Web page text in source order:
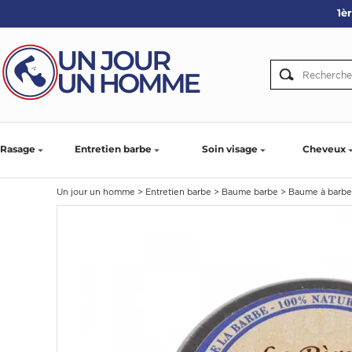
Rasage Entretien barbe Soin visage Cheveux
Un jour un homme > Entretien barbe > Baume barbe > Baume à